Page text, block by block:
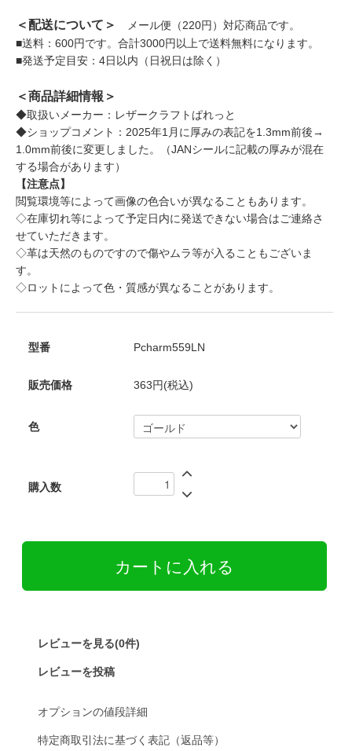
＜配送について＞
メール便（220円）対応商品です。
■送料：600円です。合計3000円以上で送料無料になります。
■発送予定目安：4日以内（日祝日は除く）
＜商品詳細情報＞
◆取扱いメーカー：レザークラフトぱれっと
◆ショップコメント：2025年1月に厚みの表記を1.3mm前後→
1.0mm前後に変更しました。（JANシールに記載の厚みが混在
する場合があります）
【注意点】
閲覧環境等によって画像の色合いが異なることもあります。
◇在庫切れ等によって予定日内に発送できない場合はご連絡さ
せていただきます。
◇革は天然のものですので傷やムラ等が入ることもございま
す。
◇ロットによって色・質感が異なることがあります。
型番 Pcharm559LN
販売価格 363円(税込)
色
購入数
レビューを見る(0件)
レビューを投稿
オプションの値段詳細
特定商取引法に基づく表記（返品等）